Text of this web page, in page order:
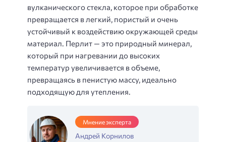
вулканического стекла, которое при обработке
превращается в легкий, пористый и очень
устойчивый к воздействию окружающей среды
материал. Перлит — это природный минерал,
который при нагревании до высоких
температур увеличивается в объеме,
превращаясь в пенистую массу, идеально
подходящую для утепления.
Мнение эксперта
Андрей Корнилов